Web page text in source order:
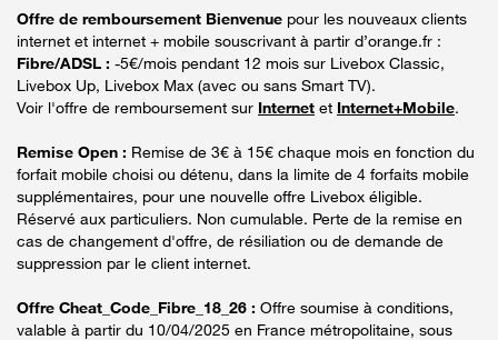
Offre de remboursement Bienvenue pour les nouveaux clients
internet et internet + mobile souscrivant à partir d’orange.fr :
Fibre/ADSL : -5€/mois pendant 12 mois sur Livebox Classic,
Livebox Up, Livebox Max (avec ou sans Smart TV).
Voir l'offre de remboursement sur Internet et Internet+Mobile.
Remise Open : Remise de 3€ à 15€ chaque mois en fonction du
forfait mobile choisi ou détenu, dans la limite de 4 forfaits mobile
supplémentaires, pour une nouvelle offre Livebox éligible.
Réservé aux particuliers. Non cumulable. Perte de la remise en
cas de changement d'offre, de résiliation ou de demande de
suppression par le client internet.
Offre Cheat_Code_Fibre_18_26 : Offre soumise à conditions,
valable à partir du 10/04/2025 en France métropolitaine, sous